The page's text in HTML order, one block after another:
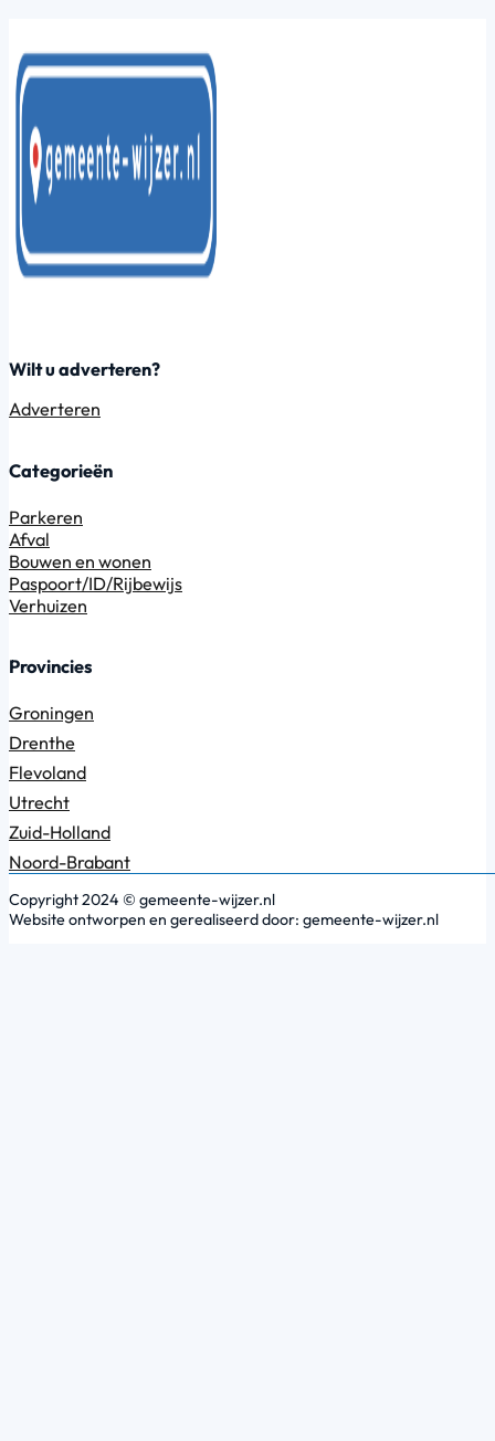
Wilt u adverteren?
Adverteren
Categorieën
Parkeren
Afval
Bouwen en wonen
Paspoort/ID/Rijbewijs
Verhuizen
Provincies
Groningen
Drenthe
Flevoland
Utrecht
Zuid-Holland
Noord-Brabant
Copyright 2024 © gemeente-wijzer.nl
Website ontworpen en gerealiseerd door: gemeente-wijzer.nl